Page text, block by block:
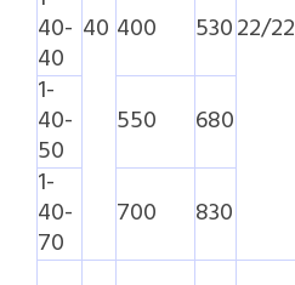
40 22/22
40-
40
400
530
1-
40-
50
550
680
1-
40-
70
700 830